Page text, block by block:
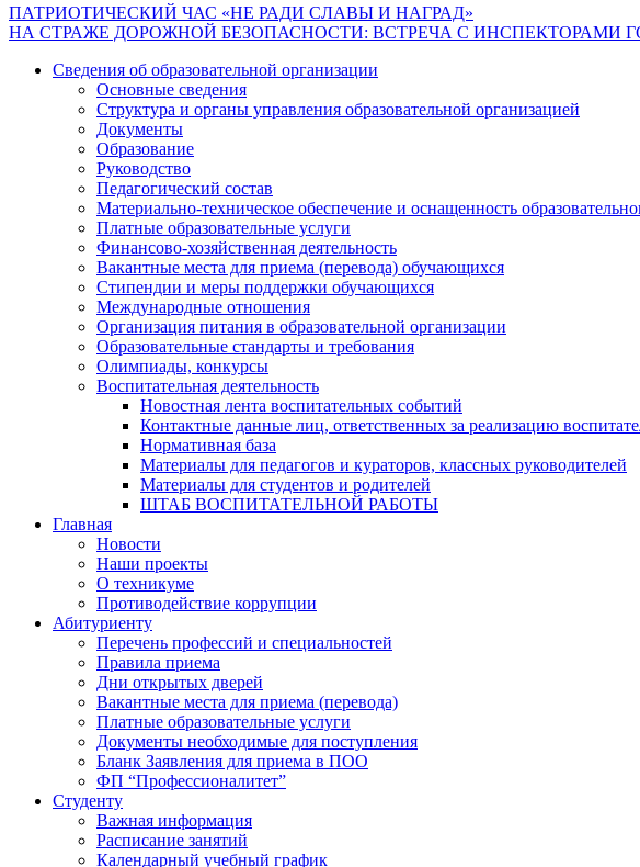
Навигация
по
записям
ПАТРИОТИЧЕСКИЙ ЧАС «НЕ РАДИ СЛАВЫ И НАГРАД»
НА СТРАЖЕ ДОРОЖНОЙ БЕЗОПАСНОСТИ: ВСТРЕЧА С ИНСПЕКТОРАМИ
Сведения об образовательной организации
Основные сведения
Структура и органы управления образовательной организацией
Документы
Образование
Руководство
Педагогический состав
Материально-техническое обеспечение и оснащенность
Платные образовательные услуги
Финансово-хозяйственная деятельность
Вакантные места для приема (перевода) обучающихся
Стипендии и меры поддержки обучающихся
Международные отношения
Организация питания в образовательной организации
Образовательные стандарты и требования
Олимпиады, конкурсы
Воспитательная деятельность
Новостная лента воспитательных событий
Контактные данные лиц, ответственных за реализацию
Нормативная база
Материалы для педагогов и кураторов, классных руководителей
Материалы для студентов и родителей
ШТАБ ВОСПИТАТЕЛЬНОЙ РАБОТЫ
Главная
Новости
Наши проекты
О техникуме
Противодействие коррупции
Абитуриенту
Перечень профессий и специальностей
Правила приема
Дни открытых дверей
Вакантные места для приема (перевода)
Платные образовательные услуги
Документы необходимые для поступления
Бланк Заявления для приема в ПОО
ФП “Профессионалитет”
Студенту
Важная информация
Расписание занятий
Календарный учебный график